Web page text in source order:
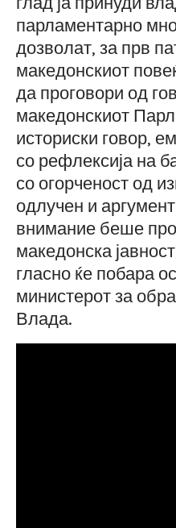
парламентарно
дозволат, за прв
македонскиот
да проговори од
македонскиот
историски говор,
со рефлексија на
со огорченост од
одлучен и
внимание беше
македонска
гласно ќе побара
министерот за
Влада.